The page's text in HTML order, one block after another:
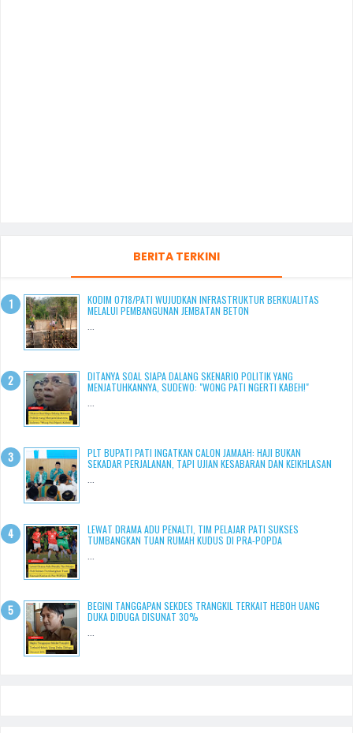
BERITA TERKINI
KODIM 0718/PATI WUJUDKAN INFRASTRUKTUR BERKUALITAS
MELALUI PEMBANGUNAN JEMBATAN BETON
DITANYA SOAL SIAPA DALANG SKENARIO POLITIK YANG
MENJATUHKANNYA, SUDEWO: "WONG PATI NGERTI KABEH!"
PLT BUPATI PATI INGATKAN CALON JAMAAH: HAJI BUKAN
SEKADAR PERJALANAN, TAPI UJIAN KESABARAN DAN KEIKHLASAN
LEWAT DRAMA ADU PENALTI, TIM PELAJAR PATI SUKSES
TUMBANGKAN TUAN RUMAH KUDUS DI PRA-POPDA
BEGINI TANGGAPAN SEKDES TRANGKIL TERKAIT HEBOH UANG
DUKA DIDUGA DISUNAT 30%